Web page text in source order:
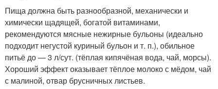
Пища должна быть разнообразной, механически и
химически щадящей, богатой витаминами,
рекомендуются мясные нежирные бульоны (идеально
подходит негустой куриный бульон и т. п.), обильное
питьё до — 3 л/сут. (тёплая кипячёная вода, чай, морсы).
Хороший эффект оказывает тёплое молоко с мёдом, чай
с малиной, отвар брусничных листьев.